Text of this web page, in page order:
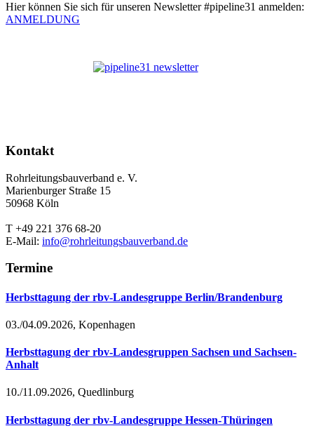
Hier können Sie sich für unseren Newsletter #pipeline31 anmelden:
ANMELDUNG
Kontakt
Rohrleitungsbauverband e. V.
Marienburger Straße 15
50968 Köln
T +49 221 376 68-20
E-Mail: info@rohrleitungsbauverband.de
Termine
Herbsttagung der rbv-Landesgruppe Berlin/Brandenburg
03./04.09.2026, Kopenhagen
Herbsttagung der rbv-Landesgruppen Sachsen und Sachsen-
Anhalt
10./11.09.2026, Quedlinburg
Herbsttagung der rbv-Landesgruppe Hessen-Thüringen